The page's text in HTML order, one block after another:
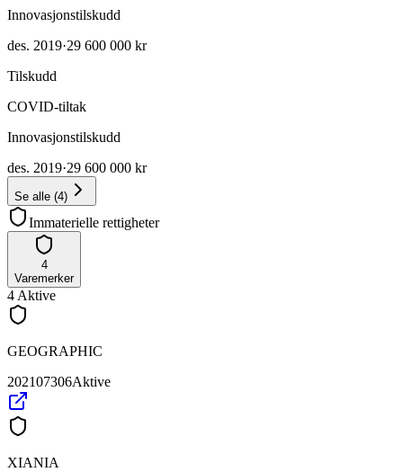
Innovasjonstilskudd
des. 2019·29 600 000 kr
Tilskudd
COVID-tiltak
Innovasjonstilskudd
des. 2019·29 600 000 kr
Se alle (4)
Immaterielle rettigheter
4
Varemerker
4 Aktive
GEOGRAPHIC
202107306Aktive
XIANIA